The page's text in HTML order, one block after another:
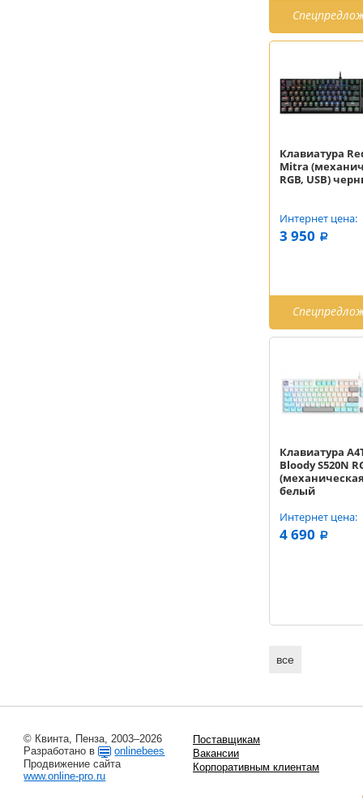
Клавиатура
Mitra
RGB, USB)
Интернет цена:
3 950 a
Клавиатура
Bloody S520N
белый
Интернет цена:
4 690 a
все
© Квинта, Пенза, 2003–2026
Разработано в
onlinebees
Продвижение сайта
www.online-pro.ru
Поставщикам
Вакансии
Корпоративным клиентам